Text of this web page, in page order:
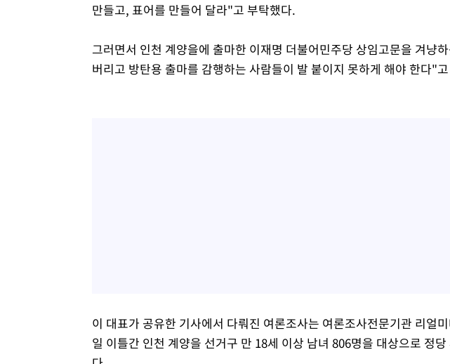
만들고, 표어를 만들어 달라"고 부탁했다.
그러면서 인천 계양을에 출마한 이재명 더불어민주당 상임고문을 겨냥
버리고 방탄용 출마를 감행하는 사람들이 발 붙이지 못하게 해야 한다"
이 대표가 공유한 기사에서 다뤄진 여론조사는 여론조사전문기관 리얼
일 이틀간 인천 계양을 선거구 만 18세 이상 남녀 806명을 대상으로 정